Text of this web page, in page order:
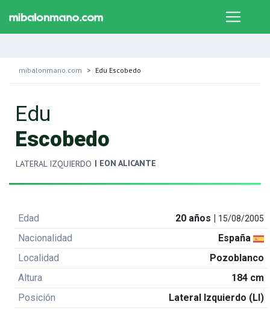
mibalonmano.com Edu Escobedo
Edu
Escobedo
LATERAL IZQUIERDO | EON ALICANTE
Edad 20 años | 15/08/2005
Nacionalidad
España
Localidad
Pozoblanco
Altura
184 cm
Posición
Lateral Izquierdo (LI)